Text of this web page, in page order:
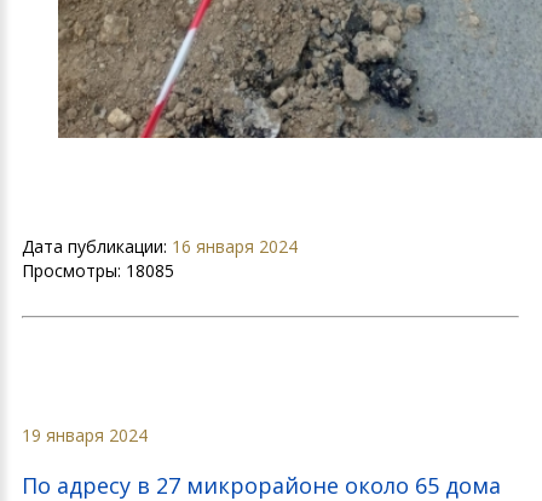
Дата публикации: 16 января 2024
Просмотры: 18085
19 января 2024
По адресу в 27 микрорайоне около 65 дома